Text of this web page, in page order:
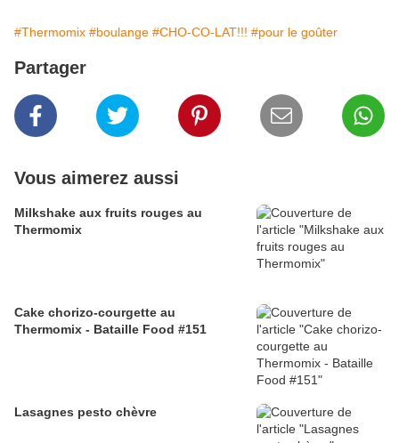
#Thermomix #boulange #CHO-CO-LAT!!! #pour le goûter
Partager
Vous aimerez aussi
Milkshake aux fruits rouges au
Thermomix
Cake chorizo-courgette au
Thermomix - Bataille Food #151
Lasagnes pesto chèvre